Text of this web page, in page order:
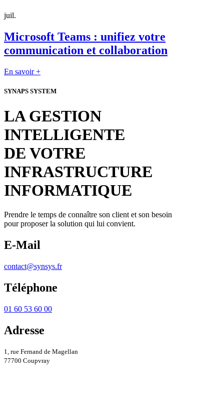
juil.
Microsoft Teams : unifiez votre
communication et collaboration
En savoir +
SYNAPS SYSTEM
LA GESTION
INTELLIGENTE
DE VOTRE
INFRASTRUCTURE
INFORMATIQUE
Prendre le temps de connaître son client et son besoin
pour proposer la solution qui lui convient.
E-Mail
contact@synsys.fr
Téléphone
01 60 53 60 00
Adresse
1, rue Fernand de Magellan
77700 Coupvray